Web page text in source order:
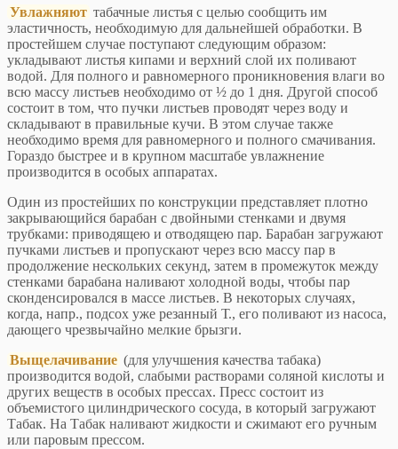
Увлажняют табачные листья с целью сообщить им
эластичность, необходимую для дальнейшей обработки. В
простейшем случае поступают следующим образом:
укладывают листья кипами и верхний слой их поливают
водой. Для полного и равномерного проникновения влаги во
всю массу листьев необходимо от ½ до 1 дня. Другой способ
состоит в том, что пучки листьев проводят через воду и
складывают в правильные кучи. В этом случае также
необходимо время для равномерного и полного смачивания.
Гораздо быстрее и в крупном масштабе увлажнение
производится в особых аппаратах.
Один из простейших по конструкции представляет плотно
закрывающийся барабан с двойными стенками и двумя
трубками: приводящею и отводящею пар. Барабан загружают
пучками листьев и пропускают через всю массу пар в
продолжение нескольких секунд, затем в промежуток между
стенками барабана наливают холодной воды, чтобы пар
сконденсировался в массе листьев. В некоторых случаях,
когда, напр., подсох уже резанный Т., его поливают из насоса,
дающего чрезвычайно мелкие брызги.
Выщелачивание (для улучшения качества табака)
производится водой, слабыми растворами соляной кислоты и
других веществ в особых прессах. Пресс состоит из
объемистого цилиндрического сосуда, в который загружают
Табак. На Табак наливают жидкости и сжимают его ручным
или паровым прессом.